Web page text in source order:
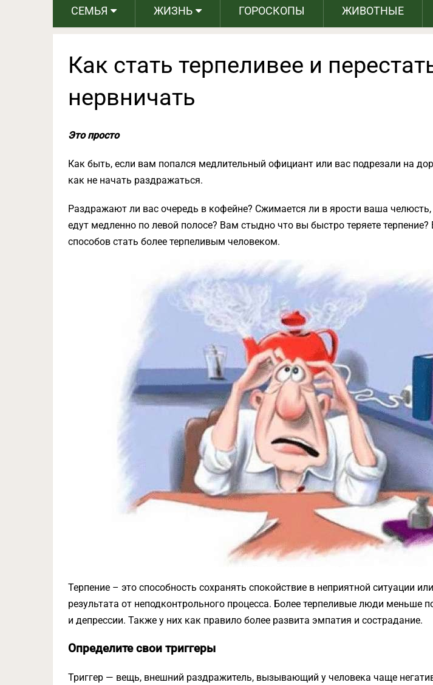
СЕМЬЯ ЖИЗНЬ ГОРОСКОПЫ ЖИВОТНЫЕ
Как стать терпеливее и
нервничать
Это просто
Как быть, если вам попался медлительный официант или вас подрезали на
как не начать раздражаться.
Раздражают ли вас очередь в кофейне? Сжимается ли в ярости ваша
едут медленно по левой полосе? Вам стыдно что вы быстро теряете терпение?
способов стать более терпеливым человеком.
Терпение – это способность сохранять спокойствие в неприятной ситуации
результата от неподконтрольного процесса. Более терпеливые люди меньше
и депрессии. Также у них как правило более развита эмпатия и сострадание.
Определите свои триггеры
Триггер — вещь, внешний раздражитель, вызывающий у человека чаще